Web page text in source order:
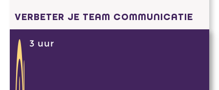
VERBETER JE TEAM COMMUNICATIE
3 uur